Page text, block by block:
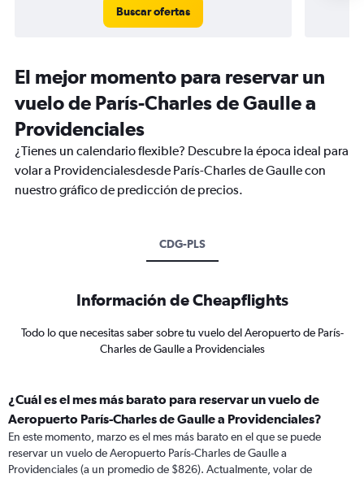
Buscar ofertas
El mejor momento para reservar un
vuelo de París-Charles de Gaulle a
Providenciales
¿Tienes un calendario flexible? Descubre la época ideal para
volar a Providencialesdesde París-Charles de Gaulle con
nuestro gráfico de predicción de precios.
CDG-PLS
Información de Cheapflights
Todo lo que necesitas saber sobre tu vuelo del Aeropuerto de París-
Charles de Gaulle a Providenciales
¿Cuál es el mes más barato para reservar un vuelo de
Aeropuerto París-Charles de Gaulle a Providenciales?
En este momento, marzo es el mes más barato en el que se puede
reservar un vuelo de Aeropuerto París-Charles de Gaulle a
Providenciales (a un promedio de $826). Actualmente, volar de